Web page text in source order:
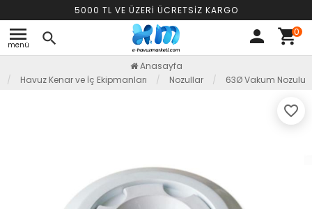
5000 TL VE ÜZERİ ÜCRETSİZ KARGO
menu
menü search person shopping_cart0
Anasayfa
Havuz Kenar ve İç Ekipmanları
Nozullar 63Ø Vakum Nozulu
favorite_border